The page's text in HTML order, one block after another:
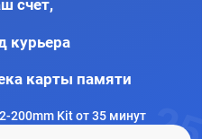
счет,
курьера
карты памяти
200mm Kit от 35 минут